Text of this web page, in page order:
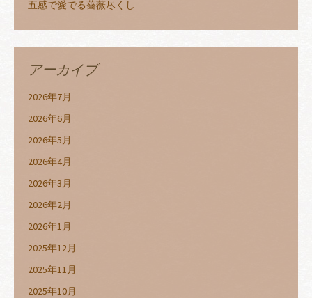
五感で愛でる薔薇尽くし
アーカイブ
2026年7月
2026年6月
2026年5月
2026年4月
2026年3月
2026年2月
2026年1月
2025年12月
2025年11月
2025年10月